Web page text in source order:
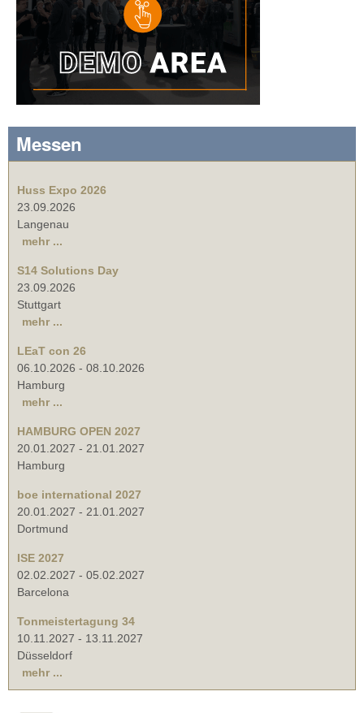
Messen
Huss Expo 2026
23.09.2026
Langenau
mehr ...
S14 Solutions Day
23.09.2026
Stuttgart
mehr ...
LEaT con 26
06.10.2026 - 08.10.2026
Hamburg
mehr ...
HAMBURG OPEN 2027
20.01.2027 - 21.01.2027
Hamburg
boe international 2027
20.01.2027 - 21.01.2027
Dortmund
ISE 2027
02.02.2027 - 05.02.2027
Barcelona
Tonmeistertagung 34
10.11.2027 - 13.11.2027
Düsseldorf
mehr ...